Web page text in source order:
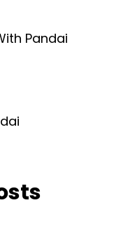
Pandai